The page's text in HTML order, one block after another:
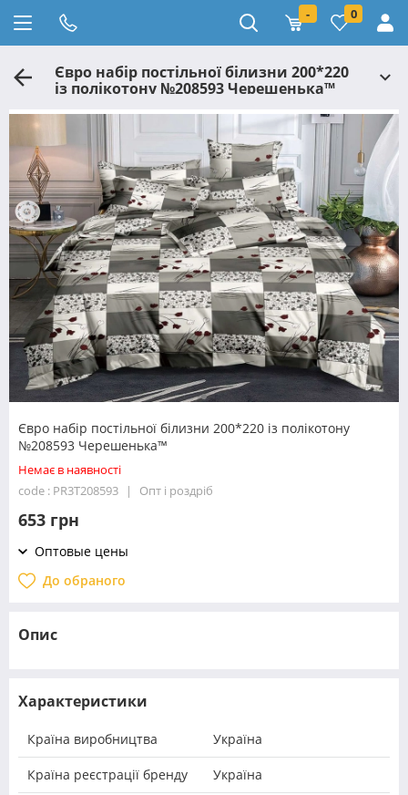
- 0
Євро набір постільної білизни 200*220
із полікотону №208593 Черешенька™
Євро набір постільної білизни 200*220 із полікотону
№208593 Черешенька™
Немає в наявності
code : PR3T208593
Опт і роздріб
653 грн
Оптовые цены
До обраного
Опис
Характеристики
Країна виробництва Україна
Країна реєстрації бренду Україна